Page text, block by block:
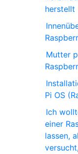
herstellt
Mutter
Pi OS
Ich
einer
lassen,